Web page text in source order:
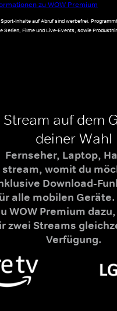
zu WOW Premium
Inhalte auf Abruf sind werbefrei.
Serien, Filme und Live-Events, sowie
Stream auf dem
deiner Wahl
Fernseher, Laptop,
stream, womit du
Download-
alle mobilen
WOW Premium
zwei Streams
Verfügung.